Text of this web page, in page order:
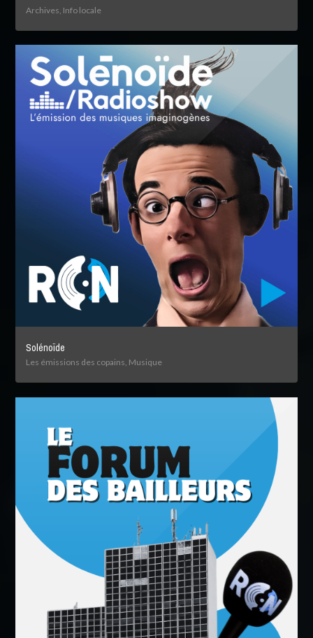
Archives, Info locale
Solénoïde
Les émissions des copains, Musique